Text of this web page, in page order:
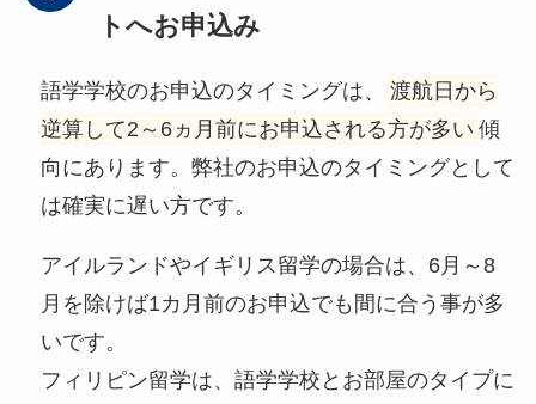
トへお申込み
語学学校のお申込のタイミングは、
渡航日から
逆算して2～6ヵ月前にお申込される方が多い 傾
向にあります。弊社のお申込のタイミングとして
は確実に遅い方です。
アイルランドやイギリス留学の場合は、6月～8
月を除けば1カ月前のお申込でも間に合う事が多
いです。
フィリピン留学は、語学学校とお部屋のタイプに